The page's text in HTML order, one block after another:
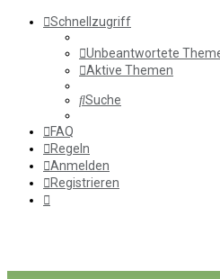
Schnellzugriff
Unbeantwortete
Aktive Themen
Suche
FAQ
Regeln
Anmelden
Registrieren